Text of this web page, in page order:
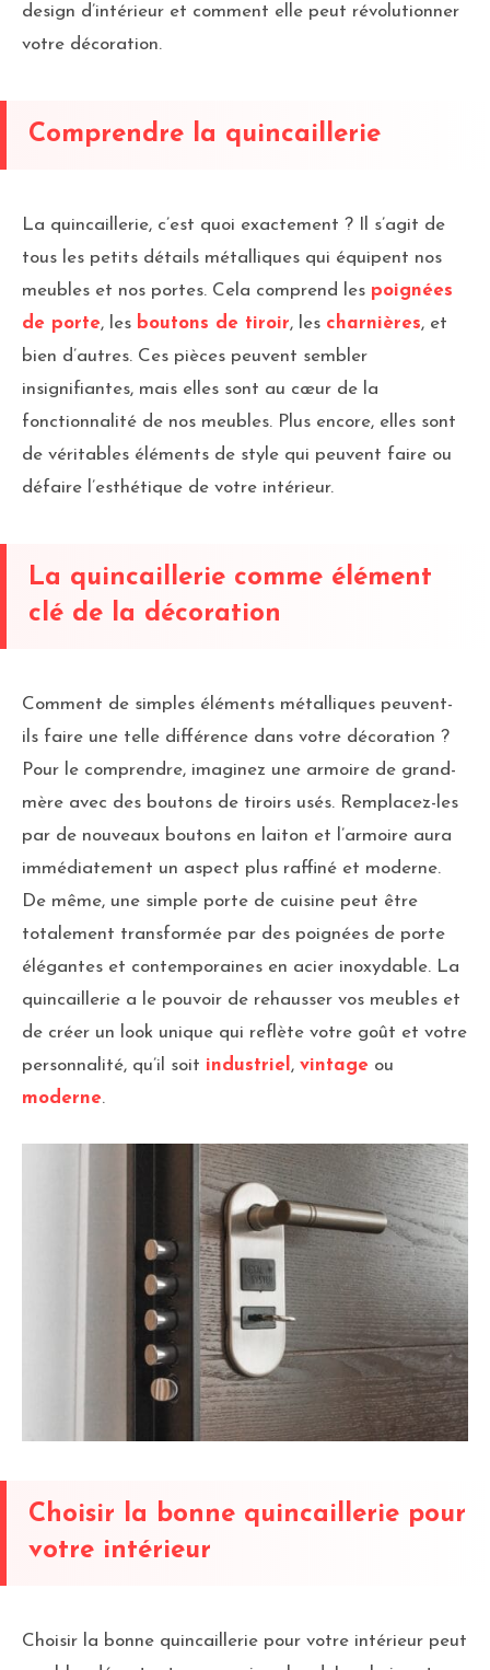
design d’intérieur et comment elle peut révolutionner
votre décoration.
Comprendre la quincaillerie
La quincaillerie, c’est quoi exactement ? Il s’agit de
tous les petits détails métalliques qui équipent nos
meubles et nos portes. Cela comprend les poignées
de porte, les boutons de tiroir, les charnières, et
bien d’autres. Ces pièces peuvent sembler
insignifiantes, mais elles sont au cœur de la
fonctionnalité de nos meubles. Plus encore, elles sont
de véritables éléments de style qui peuvent faire ou
défaire l’esthétique de votre intérieur.
La quincaillerie comme élément
clé de la décoration
Comment de simples éléments métalliques peuvent-
ils faire une telle différence dans votre décoration ?
Pour le comprendre, imaginez une armoire de grand-
mère avec des boutons de tiroirs usés. Remplacez-les
par de nouveaux boutons en laiton et l’armoire aura
immédiatement un aspect plus raffiné et moderne.
De même, une simple porte de cuisine peut être
totalement transformée par des poignées de porte
élégantes et contemporaines en acier inoxydable. La
quincaillerie a le pouvoir de rehausser vos meubles et
de créer un look unique qui reflète votre goût et votre
personnalité, qu’il soit industriel, vintage ou
moderne.
Choisir la bonne quincaillerie pour
votre intérieur
Choisir la bonne quincaillerie pour votre intérieur peut